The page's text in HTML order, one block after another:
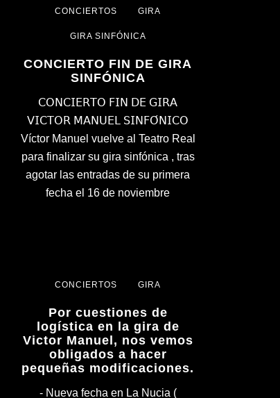
CONCIERTOS GIRA
GIRA SINFÓNICA
CONCIERTO FIN DE GIRA
SINFÓNICA
𝖢𝖮𝖭𝖢𝖨𝖤𝖱𝖳𝖮 𝖥𝖨𝖭 𝖣𝖤 𝖦𝖨𝖱𝖠
𝖵𝖨𝖢𝖳𝖮𝖱 𝖬𝖠𝖭𝖴𝖤𝖫 𝖲𝖨𝖭𝖥𝖮́𝖭𝖨𝖢𝖮
Víctor Manuel vuelve al Teatro Real
para finalizar su gira sinfónica , tras
agotar las entradas de su primera
fecha el 16 de noviembre
CONCIERTOS GIRA
Por cuestiones de
logística en la gira de
Victor Manuel, nos vemos
obligados a hacer
pequeñas modificaciones.
- Nueva fecha en La Nucia (